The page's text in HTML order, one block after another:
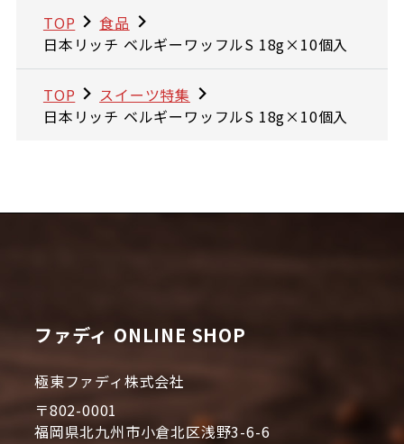
TOP
食品
日本リッチ ベルギーワッフルS 18g×10個入
TOP
スイーツ特集
日本リッチ ベルギーワッフルS 18g×10個入
ファディ ONLINE SHOP
極東ファディ株式会社
〒802-0001
福岡県北九州市小倉北区浅野3-6-6